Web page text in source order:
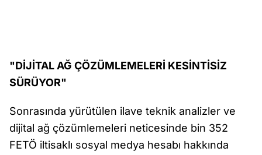
"DİJİTAL AĞ ÇÖZÜMLEMELERİ KESİNTİSİZ
SÜRÜYOR"
Sonrasında yürütülen ilave teknik analizler ve
dijital ağ çözümlemeleri neticesinde bin 352
FETÖ iltisaklı sosyal medya hesabı hakkında